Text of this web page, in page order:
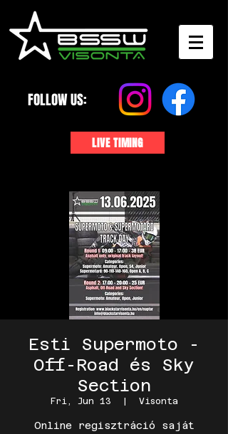
FOLLOW US:
LIVE TIMING
Esti Supermoto -
Off-Road és Sky
Section
Fri, Jun 13 Visonta
Online regisztráció saját